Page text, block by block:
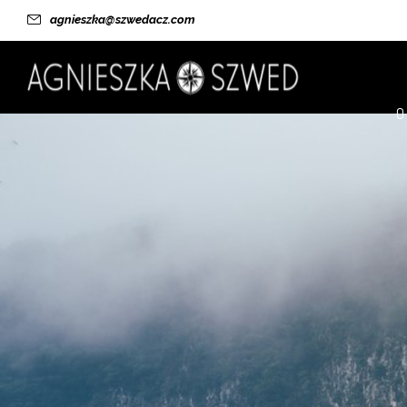
agnieszka@szwedacz.com
O